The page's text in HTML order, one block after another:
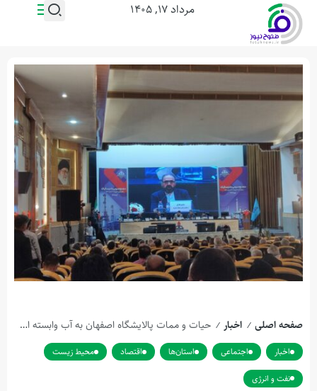
مرداد ۱۷, ۱۴۰۵
صفحه اصلی / اخبار / حیات و ممات پالایشگاه اصفهان به آب وابسته است
اخبار اجتماعی استان‌ها اقتصاد
محیط زیست
نفت و انرژی